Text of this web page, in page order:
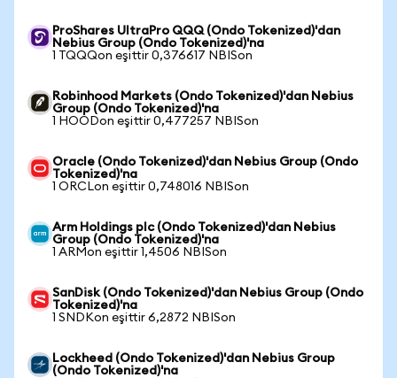
ProShares UltraPro QQQ (Ondo Tokenized)'dan
Nebius Group (Ondo Tokenized)'na
1 TQQQon eşittir 0,376617 NBISon
Robinhood Markets (Ondo Tokenized)'dan Nebius
Group (Ondo Tokenized)'na
1 HOODon eşittir 0,477257 NBISon
Oracle (Ondo Tokenized)'dan Nebius Group (Ondo
Tokenized)'na
1 ORCLon eşittir 0,748016 NBISon
Arm Holdings plc (Ondo Tokenized)'dan Nebius
Group (Ondo Tokenized)'na
1 ARMon eşittir 1,4506 NBISon
SanDisk (Ondo Tokenized)'dan Nebius Group (Ondo
Tokenized)'na
1 SNDKon eşittir 6,2872 NBISon
Lockheed (Ondo Tokenized)'dan Nebius Group
(Ondo Tokenized)'na